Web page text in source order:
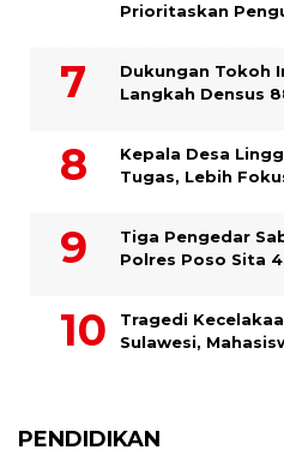
Prioritaskan
Dukungan Tokoh
Langkah Densus
Kepala Desa
Tugas, Lebih
Tiga Pengedar
Polres Poso Sita
Tragedi
Sulawesi,
PENDIDIKAN